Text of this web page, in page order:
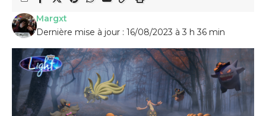
Dernière mise à jour : 16/08/2023 à 3 h 36 min
Margxt